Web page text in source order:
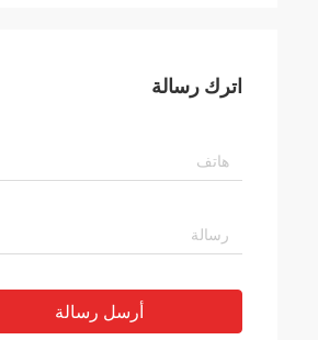
اترك رسالة
أرسل رسالة